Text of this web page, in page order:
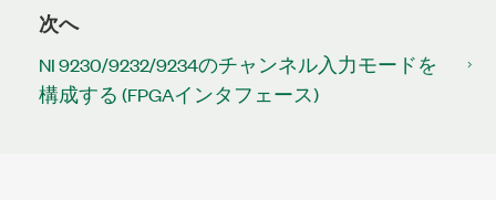
次へ
NI 9230/9232/9234のチャンネル入力モードを
構成する (FPGAインタフェース)